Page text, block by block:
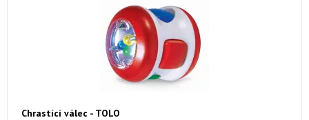
Chrastící válec - TOLO